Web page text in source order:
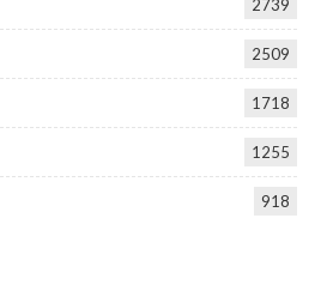
2739
2509
1718
1255
918